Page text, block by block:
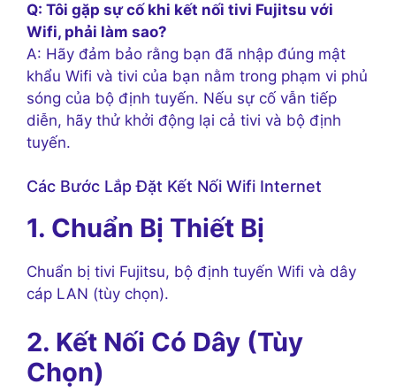
Q: Tôi gặp sự cố khi kết nối tivi Fujitsu với
Wifi, phải làm sao?
A: Hãy đảm bảo rằng bạn đã nhập đúng mật
khẩu Wifi và tivi của bạn nằm trong phạm vi phủ
sóng của bộ định tuyến. Nếu sự cố vẫn tiếp
diễn, hãy thử khởi động lại cả tivi và bộ định
tuyến.
Các Bước Lắp Đặt Kết Nối Wifi Internet
1. Chuẩn Bị Thiết Bị
Chuẩn bị tivi Fujitsu, bộ định tuyến Wifi và dây
cáp LAN (tùy chọn).
2. Kết Nối Có Dây (Tùy
Chọn)